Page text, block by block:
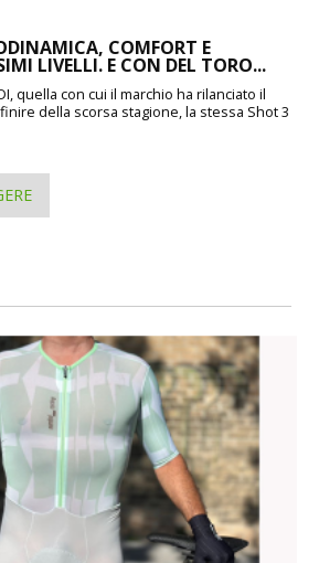
COMFORT E
LIVELLI. E CON DEL TORO...
quella con cui il marchio ha rilanciato il
della scorsa stagione, la stessa Shot 3